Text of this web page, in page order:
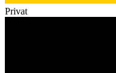
Privat